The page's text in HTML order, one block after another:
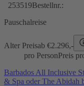
253519Bestellnr.:
Pauschalreise
Alter Preisab €2.296,-
pro PersonPreis
Barbados All Inclusive
& Spa oder The Abidah